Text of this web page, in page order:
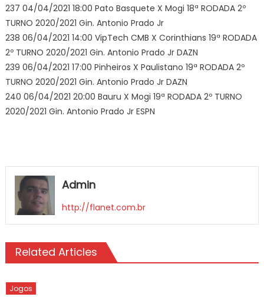
237 04/04/2021 18:00 Pato Basquete X Mogi 18ª RODADA 2º
TURNO 2020/2021 Gin. Antonio Prado Jr
238 06/04/2021 14:00 VipTech CMB X Corinthians 19ª RODADA
2º TURNO 2020/2021 Gin. Antonio Prado Jr DAZN
239 06/04/2021 17:00 Pinheiros X Paulistano 19ª RODADA 2º
TURNO 2020/2021 Gin. Antonio Prado Jr DAZN
240 06/04/2021 20:00 Bauru X Mogi 19ª RODADA 2º TURNO
2020/2021 Gin. Antonio Prado Jr ESPN
Admin
http://flanet.com.br
Related Articles
Jogos